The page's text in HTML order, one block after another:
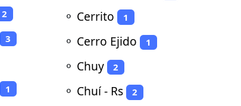
2
3
1
⚬ Cerrito 1
⚬ Cerro Ejido 1
⚬ Chuy 2
⚬ Chuí - Rs 2